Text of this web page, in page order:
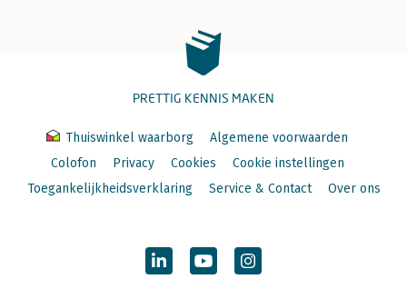
PRETTIG KENNIS MAKEN
Thuiswinkel waarborg
Algemene voorwaarden
Colofon
Privacy Cookies
Cookie instellingen
Toegankelijkheidsverklaring
Service & Contact Over ons